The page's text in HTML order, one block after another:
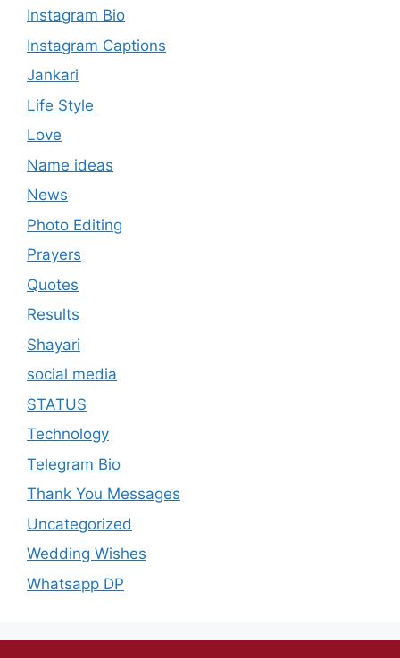
Instagram Bio
Instagram Captions
Jankari
Life Style
Love
Name ideas
News
Photo Editing
Prayers
Quotes
Results
Shayari
social media
STATUS
Technology
Telegram Bio
Thank You Messages
Uncategorized
Wedding Wishes
Whatsapp DP